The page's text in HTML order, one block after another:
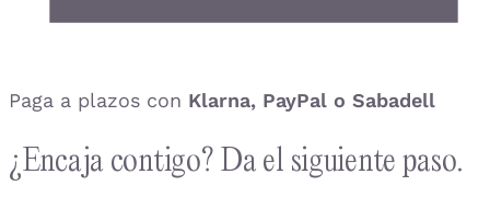
Paga a plazos con Klarna, PayPal o Sabadell
¿Encaja contigo? Da el siguiente paso.